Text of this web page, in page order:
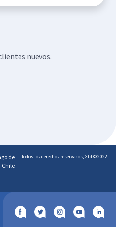
nuevos.
de
Chile
Todos los derechos reservados, Gtd © 2022